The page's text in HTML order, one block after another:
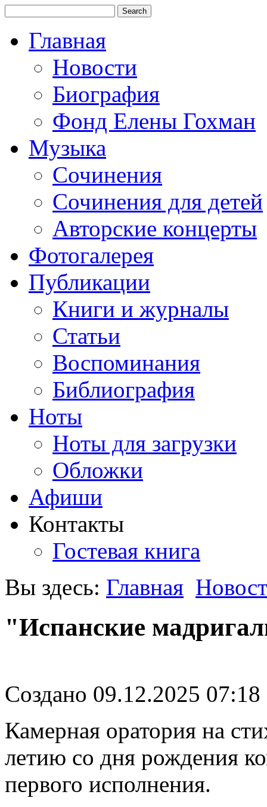
Главная
Новости
Биография
Фонд Елены Гохман
Музыка
Сочинения
Сочинения для детей
Авторские концерты
Фотогалерея
Публикации
Книги и журналы
Статьи
Воспоминания
Библиография
Ноты
Ноты для загрузки
Обложки
Афиши
Контакты
Гостевая книга
Вы здесь: Главная
"Испанские
Создано 09.12.2025 07:18
Камерная оратория на
летию со дня рождения
первого исполнения.